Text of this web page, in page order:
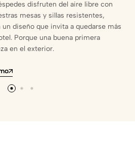
disfruten del aire libre con
mesas y sillas resistentes,
diseño que invita a quedarse más
Porque una buena primera
en el exterior.